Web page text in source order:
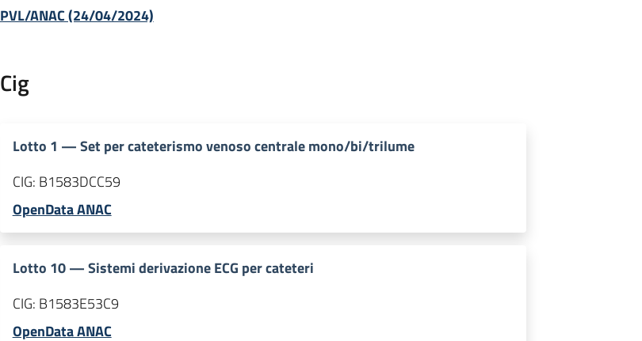
PVL/ANAC (24/04/2024)
Cig
Lotto 1 —Set per cateterismo venoso centrale mono/bi/trilume
CIG: B1583DCC59
OpenData ANAC
Lotto 10—Sistemi derivazione ECG per cateteri
CIG: B1583E53C9
OpenData ANAC